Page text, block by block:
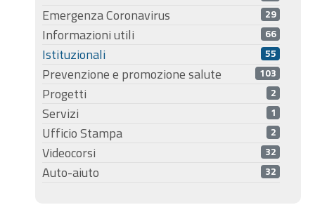
Emergenza Coronavirus 29
Informazioni utili 66
Istituzionali 55
Prevenzione e promozione salute 103
Progetti 2
Servizi 1
Ufficio Stampa 2
Videocorsi 32
Auto-aiuto 32